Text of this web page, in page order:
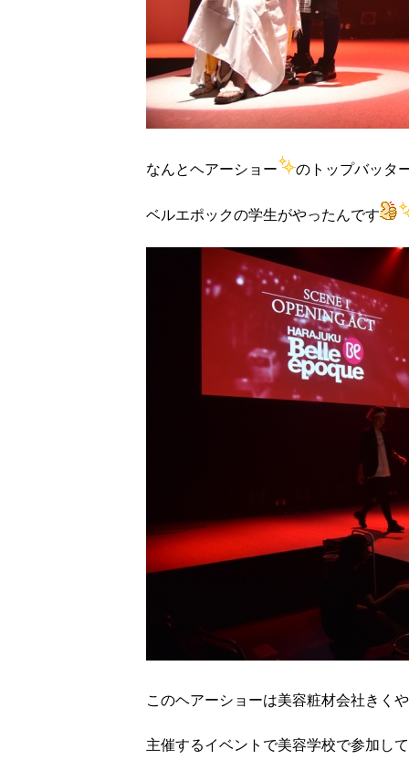
なんとヘアーショー のトップバッタ
ベルエポックの学生がやったんです
このヘアーショーは美容粧材会社きく
主催するイベントで美容学校で参加し